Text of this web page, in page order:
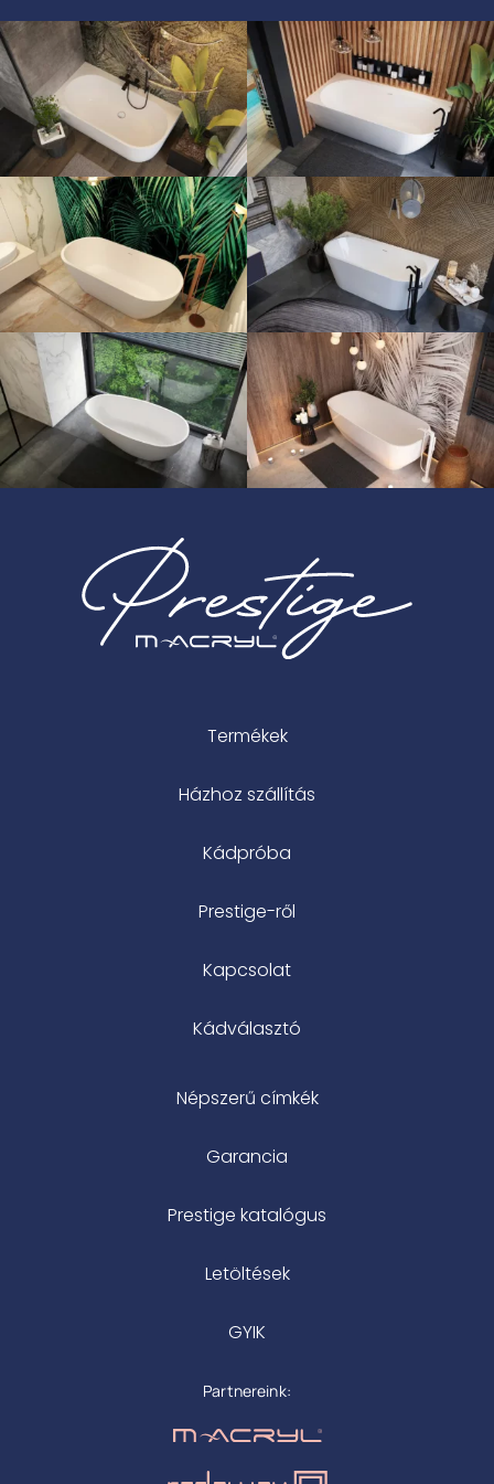
Termékek
Házhoz szállítás
Kádpróba
Prestige-ről
Kapcsolat
Kádválasztó
Népszerű címkék
Garancia
Prestige katalógus
Letöltések
GYIK
Partnereink: